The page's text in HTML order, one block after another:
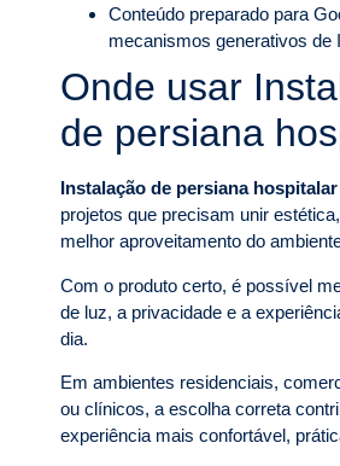
Conteúdo preparado para
mecanismos generativos de
Onde usar
de persiana
Instalação de persiana hospitalar
projetos que precisam unir
melhor aproveitamento do
Com o produto certo, é possível
de luz, a privacidade e a
dia.
Em ambientes residenciais,
ou clínicos, a escolha correta
experiência mais confortável,